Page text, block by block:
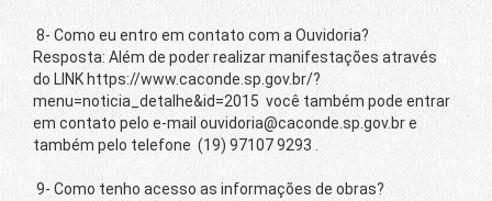
8- Como eu entro em contato com a Ouvidoria?
Resposta: Além de poder realizar manifestações através
do LINK https://www.caconde.sp.gov.br/?
menu=noticia_detalhe&id=2015 você também pode entrar
em contato pelo e-mail ouvidoria@caconde.sp.gov.br e
também pelo telefone (19) 97107 9293 .
9- Como tenho acesso as informações de obras?